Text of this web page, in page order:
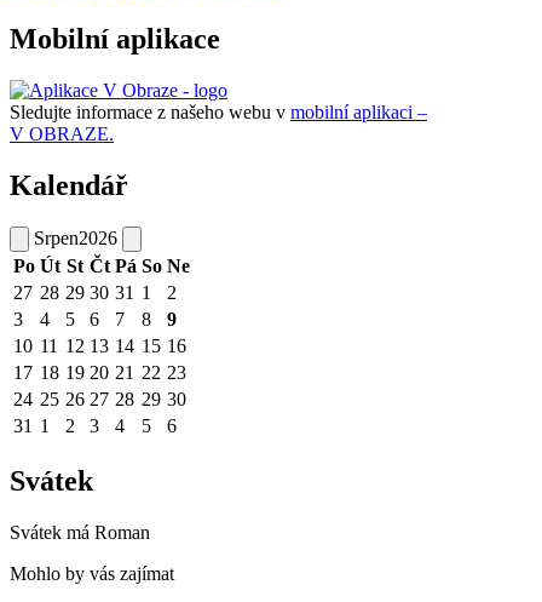
Mobilní aplikace
Sledujte informace z našeho webu v mobilní aplikaci –
V OBRAZE.
Kalendář
Srpen2026
Po Út St Čt Pá So Ne
27 28 29 30 31 1
2
3
4 5 6 7 8
9
10 11 12 13 14 15 16
17 18 19 20 21 22 23
24 25 26 27 28 29 30
31 1 2 3 4 5 6
Svátek
Svátek má Roman
Mohlo by vás zajímat